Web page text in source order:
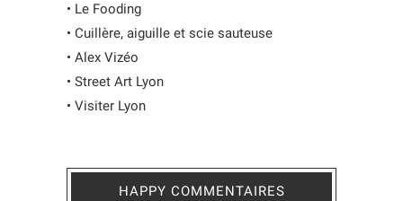
• Le Fooding
• Cuillère, aiguille et scie sauteuse
• Alex Vizéo
• Street Art Lyon
• Visiter Lyon
HAPPY COMMENTAIRES